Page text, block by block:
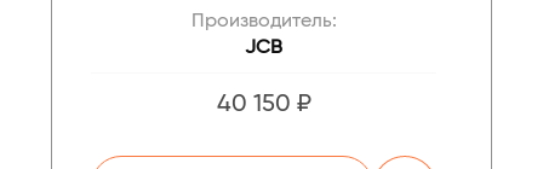
Производитель:
JCB
40 150 ₽